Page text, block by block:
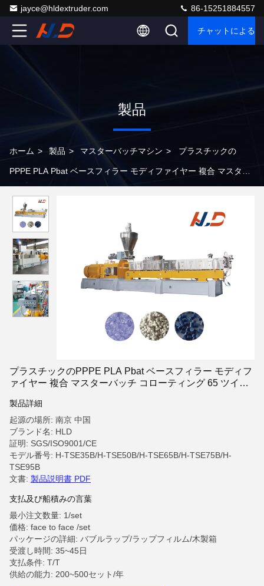
jayce@hldextruder.com 86-15251884557
チャットによる
製品
ホーム > 製品 > マスターバッチマシン > プラスチックの
PPPE PLA Pbat ベースフィラー モディファイヤー 複合 マスター
プラスチックのPPPE PLA Pbat ベースフィラー モディフ
ァイヤー 複合 マスターバッチ コローティング 65 ツイン
製品詳細
起源の場所: 南京 中国
ブランド名: HLD
証明: SGS/ISO9001/CE
モデル番号: H-TSE35B/H-TSE50B/H-TSE65B/H-TSE75B/H-
TSE95B
文書: 製品説明書 PDF
支払及び船積みの言葉
最小注文数量: 1/set
価格: face to face /set
パッケージの詳細: バブルラップ/ラップフィルム/木製箱
受渡し時間: 35~45日
支払条件: T/T
供給の能力: 200~500セット/年